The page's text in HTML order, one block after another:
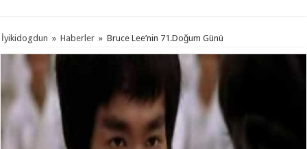
İyikidogdun » Haberler » Bruce Lee’nin 71.Doğum Günü